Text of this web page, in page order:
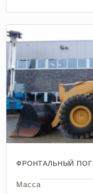
ФРОНТАЛЬНЫЙ
Масса